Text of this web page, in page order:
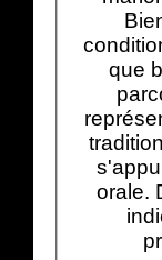
que
orale.